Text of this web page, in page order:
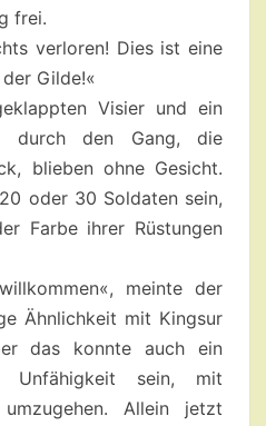
frei.
verloren! Dies ist eine
Gilde!«
Visier und ein
durch den Gang, die
blieben ohne Gesicht.
oder 30 Soldaten sein,
Farbe ihrer Rüstungen
meinte der
Ähnlichkeit mit Kingsur
das konnte auch ein
Unfähigkeit sein, mit
Allein jetzt